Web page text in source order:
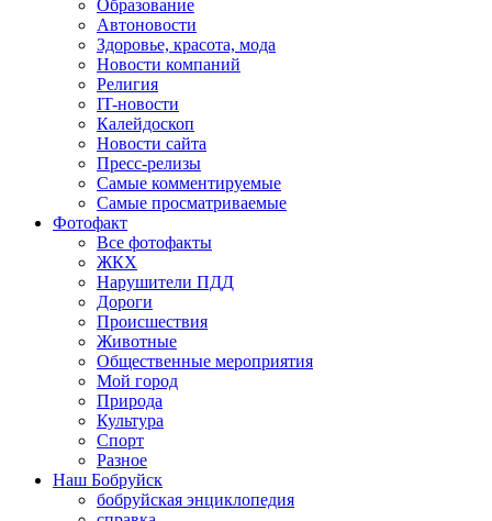
Образование
Автоновости
Здоровье, красота, мода
Новости компаний
Религия
IT-новости
Калейдоскоп
Новости сайта
Пресс-релизы
Самые комментируемые
Самые просматриваемые
Фотофакт
Все фотофакты
ЖКХ
Нарушители ПДД
Дороги
Происшествия
Животные
Общественные мероприятия
Мой город
Природа
Культура
Спорт
Разное
Наш Бобруйск
бобруйская энциклопедия